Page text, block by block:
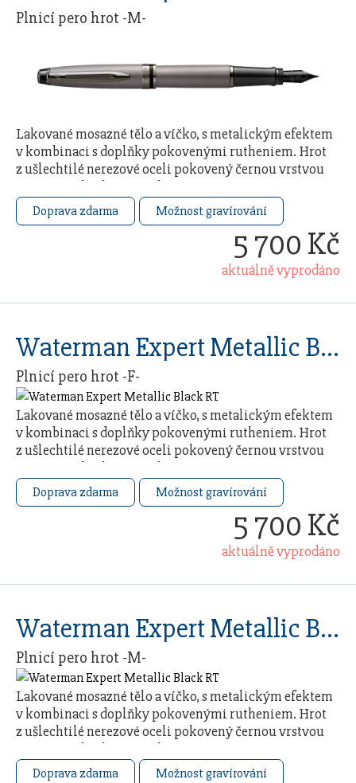
Plnicí pero hrot -M-
Lakované mosazné tělo a víčko, s metalickým efektem
v kombinaci s doplňky pokovenými rutheniem. Hrot
z ušlechtilé nerezové oceli pokovený černou vrstvou
pomocí techniky PVD. Plnicí pero má …
Doprava zdarma Možnost gravírování
5 700 Kč
aktuálně vyprodáno
Waterman Expert Metallic Black RT
Plnicí pero hrot -F-
Lakované mosazné tělo a víčko, s metalickým efektem
v kombinaci s doplňky pokovenými rutheniem. Hrot
z ušlechtilé nerezové oceli pokovený černou vrstvou
pomocí techniky PVD. Plnicí pero má …
Doprava zdarma Možnost gravírování
5 700 Kč
aktuálně vyprodáno
Waterman Expert Metallic Black RT
Plnicí pero hrot -M-
Lakované mosazné tělo a víčko, s metalickým efektem
v kombinaci s doplňky pokovenými rutheniem. Hrot
z ušlechtilé nerezové oceli pokovený černou vrstvou
pomocí techniky PVD. Plnicí pero má …
Doprava zdarma Možnost gravírování